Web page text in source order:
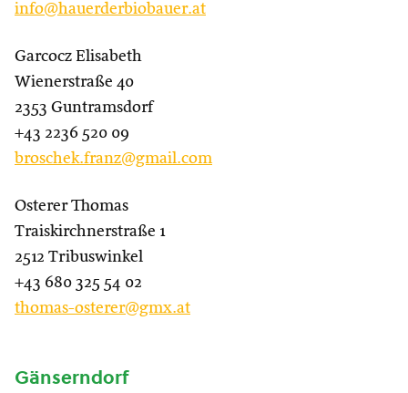
info@hauerderbiobauer.at
Garcocz Elisabeth
Wienerstraße 40
2353 Guntramsdorf
+43 2236 520 09
broschek.franz@gmail.com
Osterer Thomas
Traiskirchnerstraße 1
2512 Tribuswinkel
+43 680 325 54 02
thomas-osterer@gmx.at
Gänserndorf